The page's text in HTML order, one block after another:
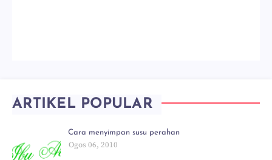
ARTIKEL POPULAR
Cara menyimpan susu perahan
Ogos 06, 2010